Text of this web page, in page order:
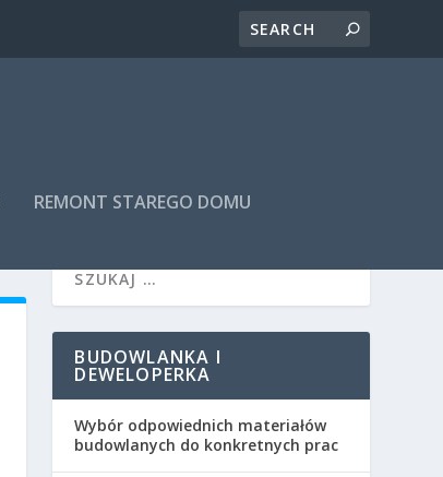
REMONT STAREGO DOMU
BUDOWLANKA I
DEWELOPERKA
Wybór odpowiednich materiałów
budowlanych do konkretnych prac